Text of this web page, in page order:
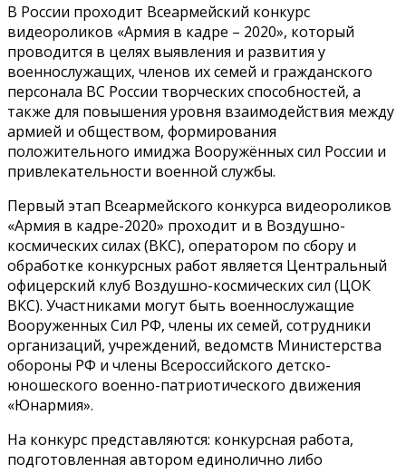
В России проходит Всеармейский конкурс
видеороликов «Армия в кадре – 2020», который
проводится в целях выявления и развития у
военнослужащих, членов их семей и гражданского
персонала ВС России творческих способностей, а
также для повышения уровня взаимодействия между
армией и обществом, формирования
положительного имиджа Вооружённых сил России и
привлекательности военной службы.
Первый этап Всеармейского конкурса видеороликов
«Армия в кадре-2020» проходит и в Воздушно-
космических силах (ВКС), оператором по сбору и
обработке конкурсных работ является Центральный
офицерский клуб Воздушно-космических сил (ЦОК
ВКС). Участниками могут быть военнослужащие
Вооруженных Сил РФ, члены их семей, сотрудники
организаций, учреждений, ведомств Министерства
обороны РФ и члены Всероссийского детско-
юношеского военно-патриотического движения
«Юнармия».
На конкурс представляются: конкурсная работа,
подготовленная автором единолично либо